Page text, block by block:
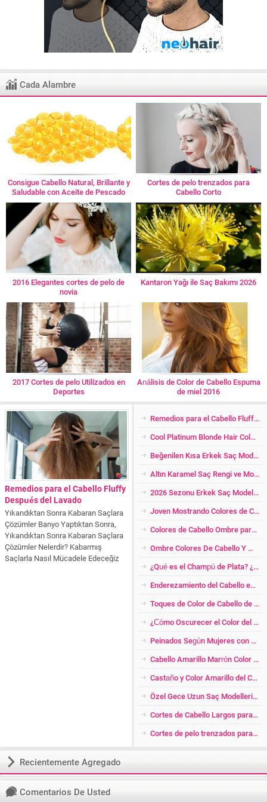
Cada Alambre
Consigue Cabello Natural, Brillante y
Saludable con Aceite de Pescado
Cortes de pelo trenzados para
Cabello Corto
2016 Elegantes cortes de pelo de
novia
Kantaron Yağı ile Saç Bakımı 2026
2017 Cortes de pelo Utilizados en
Deportes
Análisis de Color de Cabello Espuma
de miel 2016
Remedios para el Cabello Fluffy
Después del Lavado
Yıkandıktan Sonra Kabaran Saçlara
Çözümler Banyo Yaptıktan Sonra,
Yıkandıktan Sonra Kabaran Saçlara
Çözümler Nelerdir? Kabarmış
Saçlarla Nasıl Mücadele Edeceğiz
Remedios para el Cabello Fluffy Después del Lavado
Cool Platinum Blonde Hair Color y Modelos 2024
Beğenilen Kısa Erkek Saç Modelleri 2024
Altın Karamel Saç Rengi ve Modelleri 2026
2026 Sezonu Erkek Saç Modelleri
Joven Mostrando Colores de Cabello
Colores de Cabello Ombre para Las Rubias Más Cool
Ombre Colores De Cabello Y Modelos
¿Qué es el Champú de Plata? ¿Quién Debería Usar? ¡Increíbles Impactos!
Enderezamiento del Cabello en Formas Naturales
Toques de Color de Cabello de Cobre para Mujer
¿Cómo Oscurecer el Color del Cabello Platino en Casa? ¿Abriendo el Color Baleige Amarillo Oscuro?
Peinados Según Mujeres con Pérdida de Peso
Cabello Amarillo Marrón Color de Cabello Transición
Castaño y Color Amarillo del Cabello Brillante
Özel Gece Uzun Saç Modelleri 2026
Cortes de Cabello Largos para Mujer con Lado Raspado
Cortes de pelo trenzados para Cabello Corto
Recientemente Agregado
Comentarios De Usted